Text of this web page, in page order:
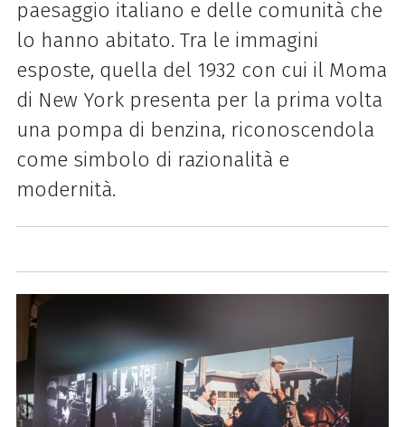
paesaggio italiano e delle comunità che
lo hanno abitato. Tra le immagini
esposte, quella del 1932 con cui il Moma
di New York presenta per la prima volta
una pompa di benzina, riconoscendola
come simbolo di razionalità e
modernità.